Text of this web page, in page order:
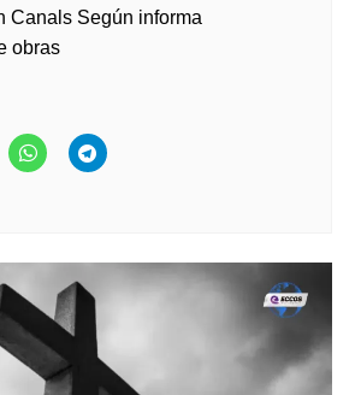
Canals Según informa
obras